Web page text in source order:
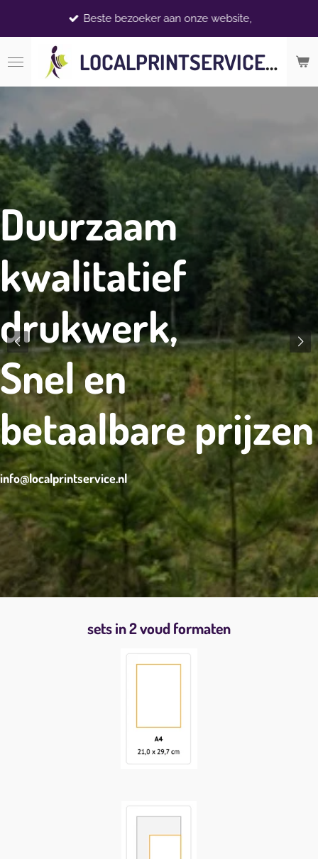
de
hoofdinhoud
LOCALPRINTSERVICE.NL
Beste bezoeker aan onze website,
Duurzaam
kwalitatief
drukwerk,
Snel en
betaalbare prijzen
info@localprintservice.nl
sets in 2 voud formaten